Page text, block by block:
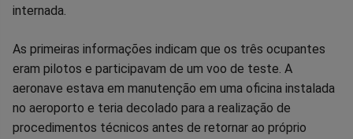
internada.
As primeiras informações indicam que os três ocupantes
eram pilotos e participavam de um voo de teste. A
aeronave estava em manutenção em uma oficina instalada
no aeroporto e teria decolado para a realização de
procedimentos técnicos antes de retornar ao próprio